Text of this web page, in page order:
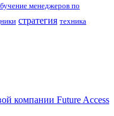
менеджеров по
стратегия техника